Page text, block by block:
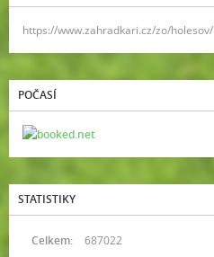
https://www.zahradkari.cz/zo/holesov/
POČASÍ
STATISTIKY
Celkem:
687022